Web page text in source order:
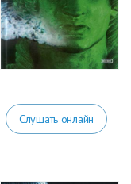
Слушать онлайн